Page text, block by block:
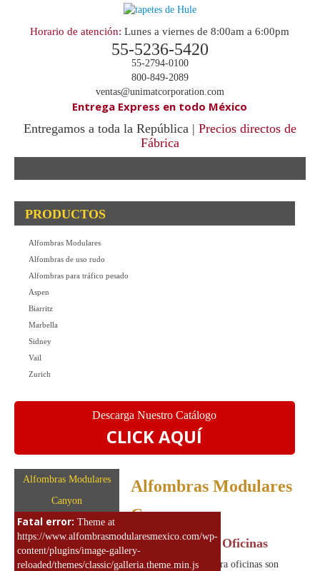
Horario de atención: Lunes a viernes de 8:00am a 6:00pm
55-5236-5420
55-2794-0100
800-849-2089
ventas@unimatcorporation.com
Entrega Express en todo México
Entregamos a toda la República | Precios directos de
Fábrica
PRODUCTOS
Alfombras Modulares
Alfombras de uso rudo
Alfombras para tráfico pesado
Aspen
Biarritz
Marbella
Sidney
Vail
Zurich
Descarga Nuestro Catálogo
CLICK AQUÍ
Alfombras Modulares
Canyon
Fatal error: Theme at
https://www.alfombrasmodularesmexico.com/wp-
content/plugins/image-gallery-
reloaded/themes/classic/galleria.theme.min.js
Alfombras Modulares
Canyon
Alfombras para Oficinas
Nuestras alfombras para oficinas son